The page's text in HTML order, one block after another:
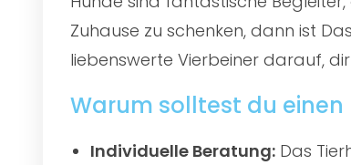
Zuhause zu schenken, dann ist Das
liebenswerte Vierbeiner darauf,
Warum solltest du einen
Individuelle Beratung: Das